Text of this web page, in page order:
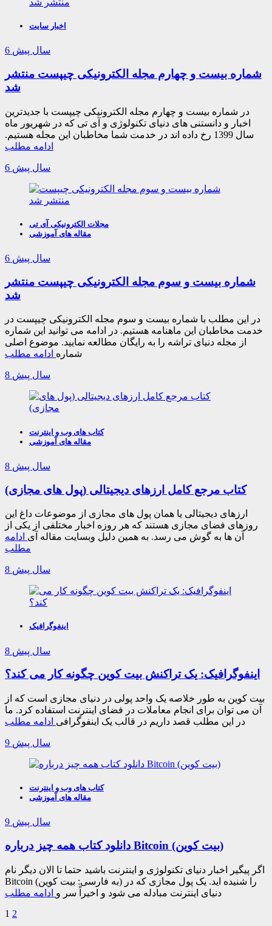
اخبار سایت
6 سال پیش
شماره بیست و چهارم مجله الکترونیکی چیپست منتشر
شد
در شماره بیست و چهارم مجله الکترونیکی چیپست با جدیدترین
اخبار و دانستنی های دنیای تکنولوژی و آی تی که در شهریور ماه
سال 1399 رخ داده اند در خدمت شما مخاطبان این مجله هستیم.
ادامه مطلب
6 سال پیش
مجلات الکترونیکی آی تی
مقاله های آموزشی
6 سال پیش
شماره بیست و سوم مجله الکترونیکی چیپست منتشر
شد
در این مطلب با شماره بیست و سوم مجله الکترونیکی چیپست در
خدمت مخاطبان این ماهنامه هستیم. در ادامه می توانید این شماره
از مجله دنیای تراشه را به رایگان مطالعه نمایید. موضوع اصلی
شماره ادامه مطلب
8 سال پیش
کتاب های وب و اینترنت
مقاله های آموزشی
8 سال پیش
کتاب مرجع کامل ارزهای دیجیتالی (پول های مجازی)
ارزهای دیجیتالی یا همان پول های مجازی از موضوعات داغ این
روزهای فضای مجازی هستند که هر روزه اخبار مختلفی از یکی از
آن ها به گوش می رسد. به همین دلیل وبسایت مقاله آی ادامه
مطلب
8 سال پیش
اینفوگرافیک
8 سال پیش
اینفوگرافیک: یک تراکنش بیت کوین چگونه کار می کند؟
بیت کوین به طور خلاصه یک واحد پولی در دنیای مجازی است که از
آن می توان برای انجام معاملات در فضای اینترنت استفاده کرد. ما
در این مطلب قصد داریم در قالب یک اینفوگرافی ادامه مطلب
9 سال پیش
کتاب های وب و اینترنت
مقاله های آموزشی
9 سال پیش
دانلود کتاب همه چیز درباره Bitcoin (بیت کوین)
اگر پیگیر اخبار دنیای تکنولوژی و اینترنت باشید حتما تا الان دیگر نام
Bitcoin (به فارسی: بیت کوین) را شنیده اید. یک پول مجازی که در
دنیای اینترنت مبادله می شود و اخیراً سر و ادامه مطلب
1 2